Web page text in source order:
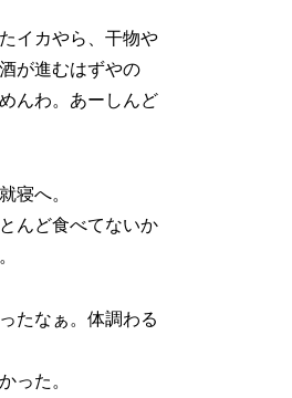
イカやら、干物や
が進むはずやの
んわ。あーしんど
寝へ。
んど食べてないか
たなぁ。体調わる
った。